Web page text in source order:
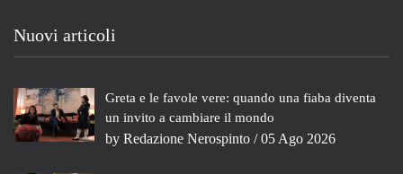
Nuovi articoli
Greta e le favole vere: quando una fiaba diventa
un invito a cambiare il mondo
by Redazione Nerospinto / 05 Ago 2026